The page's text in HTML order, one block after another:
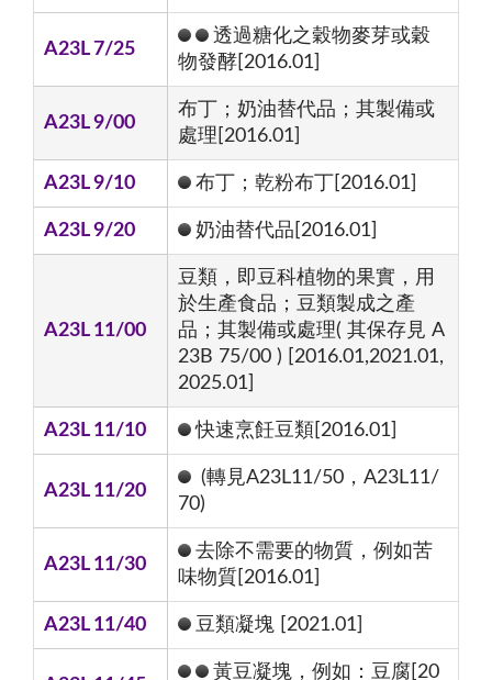
A23L 7/25
透過糖化之穀物麥芽或穀
物發酵[2016.01]
A23L 9/00
布丁；奶油替代品；其製備或
處理[2016.01]
A23L 9/10 布丁；乾粉布丁[2016.01]
A23L 9/20 奶油替代品[2016.01]
A23L 11/00
豆類，即豆科植物的果實，用
於生產食品；豆類製成之產
品；其製備或處理( 其保存見 A
23B 75/00 ) [2016.01,2021.01,
2025.01]
A23L 11/10 快速烹飪豆類[2016.01]
A23L 11/20
(轉見A23L11/50，A23L11/
70)
A23L 11/30
去除不需要的物質，例如苦
味物質[2016.01]
A23L 11/40 豆類凝塊 [2021.01]
黃豆凝塊，例如：豆腐[20